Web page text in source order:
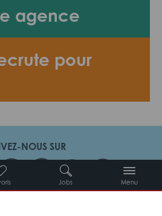
Jobs Menu
agence
pour
NOUS SUR